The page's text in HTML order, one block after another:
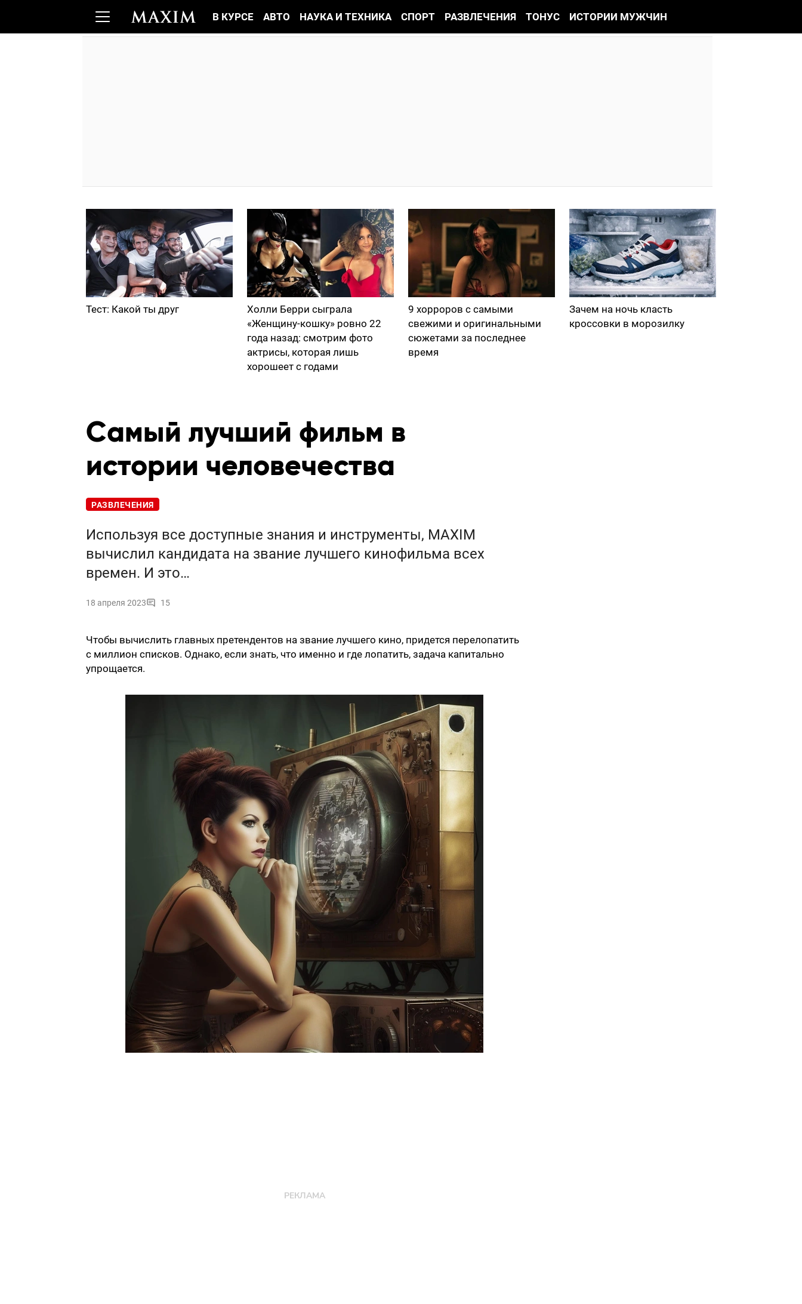
В КУРСЕ АВТО НАУКА И ТЕХНИКА СПОРТ РАЗВЛЕЧЕНИЯ ТОНУС ИСТОРИИ МУЖЧИН
Тест: Какой ты друг
Холли Берри сыграла
«Женщину-кошку» ровно 22
года назад: смотрим фото
актрисы, которая лишь
хорошеет с годами
9 хорроров с самыми
свежими и оригинальными
сюжетами за последнее
время
Зачем на ночь класть
кроссовки в морозилку
Cамый лучший фильм в
истории человечества
РАЗВЛЕЧЕНИЯ
Используя все доступные знания и инструменты, MAXIM
вычислил кандидата на звание лучшего кинофильма всех
времен. И это…
18 апреля 2023 15
Чтобы вычислить главных претендентов на звание лучшего кино, придется перелопатить
с миллион списков. Однако, если знать, что именно и где лопатить, задача капитально
упрощается.